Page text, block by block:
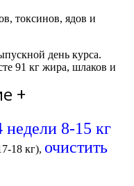
токсинов, ядов и
день курса.
91 кг жира, шлаков и
+
недели 8-15 кг
18 кг), очистить